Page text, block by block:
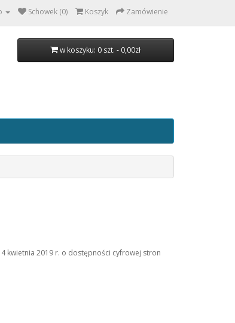
Schowek (0) Koszyk Zamówienie
w koszyku: 0 szt. - 0,00zł
kwietnia 2019 r. o dostępności cyfrowej stron